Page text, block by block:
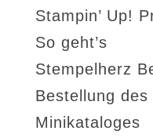
Stampin’ Up!
So geht’s
Stempelherz
Bestellung
Minikataloges